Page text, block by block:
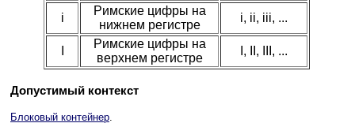
i
Римские цифры на
нижнем регистре
i, ii, iii, ...
Римские цифры на
верхнем регистре
I, II, III, ...
Допустимый контекст
Блоковый контейнер.